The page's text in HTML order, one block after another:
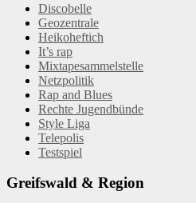
Discobelle
Geozentrale
Heikoheftich
It’s rap
Mixtapesammelstelle
Netzpolitik
Rap and Blues
Rechte Jugendbünde
Style Liga
Telepolis
Testspiel
Greifswald & Region